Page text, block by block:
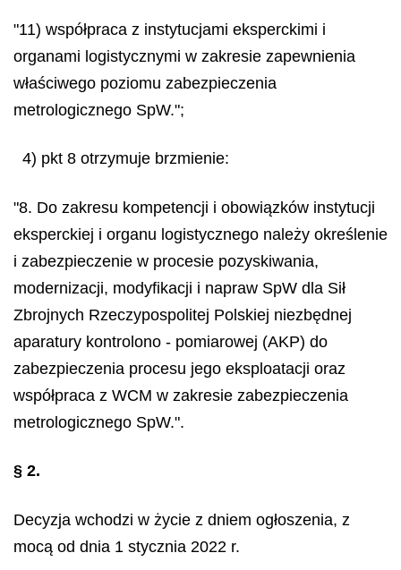
"11) współpraca z instytucjami eksperckimi i
organami logistycznymi w zakresie zapewnienia
właściwego poziomu zabezpieczenia
metrologicznego SpW.";
4) pkt 8 otrzymuje brzmienie:
"8. Do zakresu kompetencji i obowiązków instytucji
eksperckiej i organu logistycznego należy określenie
i zabezpieczenie w procesie pozyskiwania,
modernizacji, modyfikacji i napraw SpW dla Sił
Zbrojnych Rzeczypospolitej Polskiej niezbędnej
aparatury kontrolono - pomiarowej (AKP) do
zabezpieczenia procesu jego eksploatacji oraz
współpraca z WCM w zakresie zabezpieczenia
metrologicznego SpW.".
§ 2.
Decyzja wchodzi w życie z dniem ogłoszenia, z
mocą od dnia 1 stycznia 2022 r.